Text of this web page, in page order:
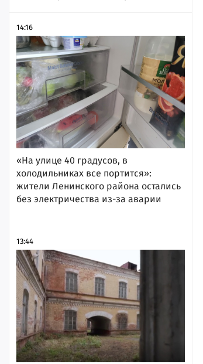
14:16
«На улице 40 градусов, в
холодильниках все портится»:
жители Ленинского района остались
без электричества из-за аварии
13:44